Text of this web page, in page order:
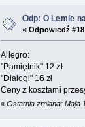
Odp: O Lemie
« Odpowiedź
Allegro:
"Pamiętnik" 12 zł
"Dialogi" 16 zł
Ceny z kosztami
« Ostatnia zmiana: Maja